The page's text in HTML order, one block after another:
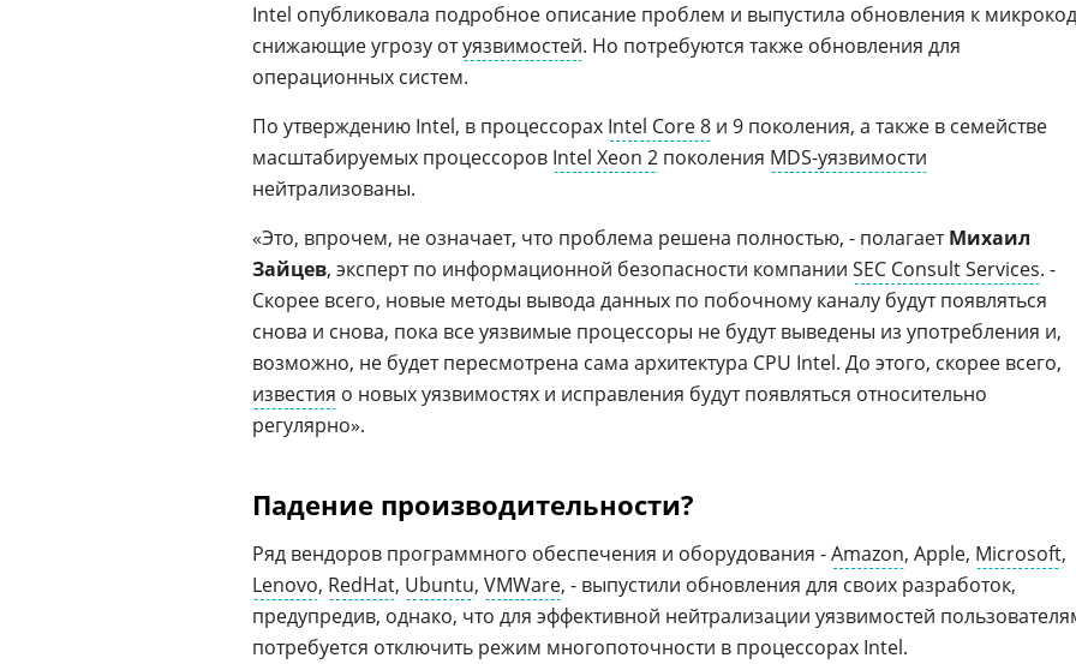
Intel опубликовала подробное описание проблем и выпустила обновления к
снижающие угрозу отуязвимостей. Но потребуются также обновления для
операционных систем.
По утверждению Intel, в процессорах Intel Core 8 и 9 поколения, а также в семействе
масштабируемых процессоров Intel Xeon 2 поколения MDS-уязвимости
нейтрализованы.
«Это, впрочем, не означает, что проблема решена полностью, - полагаетМихаил
Зайцев, эксперт по информационной безопасности компании SEC Consult Services. -
Скорее всего, новые методы вывода данных по побочному каналу будут появляться
снова и снова, пока все уязвимые процессоры не будут выведены из употребления и,
возможно, не будет пересмотрена сама архитектура CPU Intel. До этого, скорее всего,
известия о новых уязвимостях и исправления будут появляться относительно
регулярно».
Падение производительности?
Ряд вендоров программного обеспечения и оборудования -Amazon, Apple, Microsoft,
Lenovo, RedHat, Ubuntu, VMWare, - выпустили обновления для своих разработок,
предупредив, однако, что для эффективной нейтрализации уязвимостей
потребуется отключить режим многопоточности в процессорах Intel.